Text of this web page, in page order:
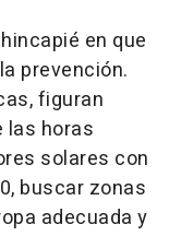
en que
prevención.
figuran
las horas
solares con
buscar zonas
adecuada y